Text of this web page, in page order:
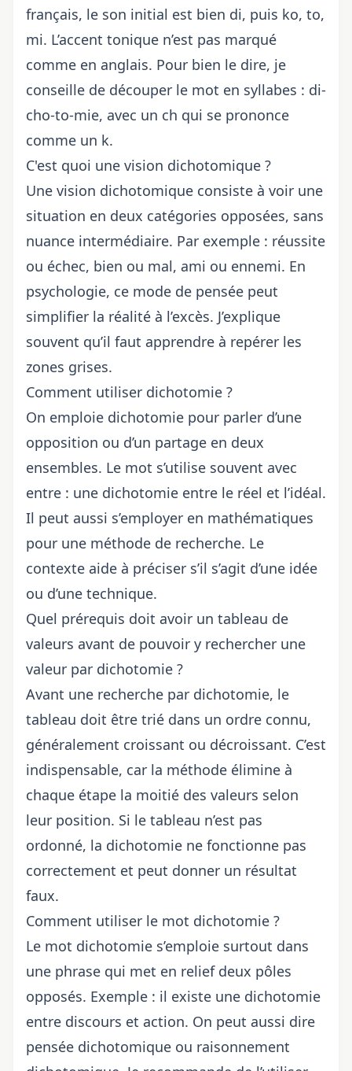
français, le son initial est bien di, puis ko, to,
mi. L’accent tonique n’est pas marqué
comme en anglais. Pour bien le dire, je
conseille de découper le mot en syllabes : di-
cho-to-mie, avec un ch qui se prononce
comme un k.
C'est quoi une vision dichotomique ?
Une vision dichotomique consiste à voir une
situation en deux catégories opposées, sans
nuance intermédiaire. Par exemple : réussite
ou échec, bien ou mal, ami ou ennemi. En
psychologie, ce mode de pensée peut
simplifier la réalité à l’excès. J’explique
souvent qu’il faut apprendre à repérer les
zones grises.
Comment utiliser dichotomie ?
On emploie dichotomie pour parler d’une
opposition ou d’un partage en deux
ensembles. Le mot s’utilise souvent avec
entre : une dichotomie entre le réel et l’idéal.
Il peut aussi s’employer en mathématiques
pour une méthode de recherche. Le
contexte aide à préciser s’il s’agit d’une idée
ou d’une technique.
Quel prérequis doit avoir un tableau de
valeurs avant de pouvoir y rechercher une
valeur par dichotomie ?
Avant une recherche par dichotomie, le
tableau doit être trié dans un ordre connu,
généralement croissant ou décroissant. C’est
indispensable, car la méthode élimine à
chaque étape la moitié des valeurs selon
leur position. Si le tableau n’est pas
ordonné, la dichotomie ne fonctionne pas
correctement et peut donner un résultat
faux.
Comment utiliser le mot dichotomie ?
Le mot dichotomie s’emploie surtout dans
une phrase qui met en relief deux pôles
opposés. Exemple : il existe une dichotomie
entre discours et action. On peut aussi dire
pensée dichotomique ou raisonnement